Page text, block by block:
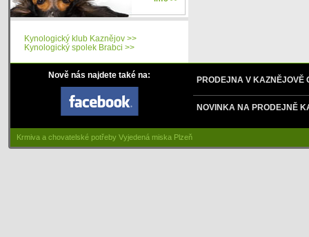
Kynologický klub Kaznějov >>
Kynologický spolek Brabci >>
Nově nás najdete také na: PRODEJNA V KAZNĚJOVĚ
NOVINKA NA PRODEJNĚ
Krmiva a chovatelské potřeby Vyjedená miska Plzeň